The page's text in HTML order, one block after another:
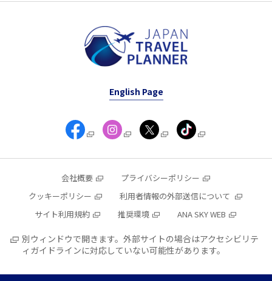
English Page
会社概要
プライバシーポリシー
クッキーポリシー
利用者情報の外部送信について
サイト利用規約
推奨環境 ANA SKY WEB
別ウィンドウで開きます。外部サイトの場合はアクセシビリテ
ィガイドラインに対応していない可能性があります。